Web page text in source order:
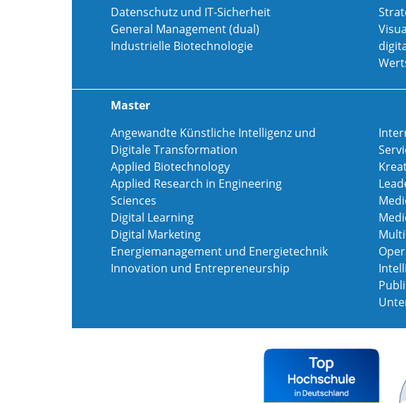
Datenschutz und IT-Sicherheit
General Management (dual)
Industrielle Biotechnologie
Master
Angewandte Künstliche Intelligenz und
Digitale Transformation
Applied Biotechnology
Applied Research in Engineering
Sciences
Digital Learning
Digital Marketing
Energiemanagement und Energietechnik
Innovation und Entrepreneurship